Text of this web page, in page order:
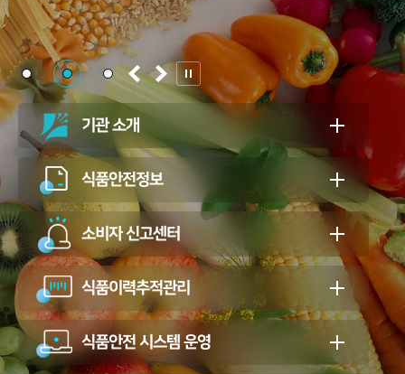
기관 소개
식품안전정보
소비자 신고센터
식품이력추적관리
식품안전 시스템 운영